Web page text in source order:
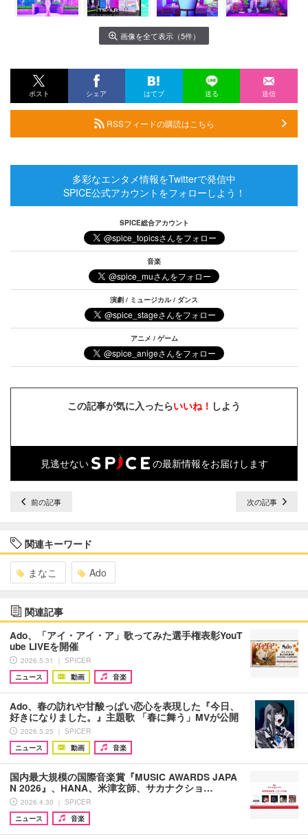
画像を全て表示（5件）
ポスト シェア はてブ 送る 送信
RSSフィードの購読はこちら
多彩なエンタメ情報をTwitterで発信中
SPICE公式アカウントをフォローしよう！
SPICE総合アカウント
音楽
演劇 / ミュージカル / ダンス
アニメ / ゲーム
この記事が気に入ったらいいね！ しよう
見逃せない の最新情報をお届けします
前の記事 次の記事
関連キーワード
まなこ Ado
関連記事
Ado、「アイ・アイ・ア」歌ってみた選手権表彰YouT
ube LIVEを開催
2026.5.31 ｜ SPICER
ニュース
動画 音楽
Ado、春の訪れや甘酸っぱい恋心を表現した『今日、
好きになりました。』主題歌 「春に舞う」MVが公開
2026.5.25 ｜ SPICER
ニュース
動画 音楽
国内最大規模の国際音楽賞『MUSIC AWARDS JAPA
N 2026』、HANA、米津玄師、サカナクショ…
2026.4.30 ｜ SPICER
ニュース
音楽